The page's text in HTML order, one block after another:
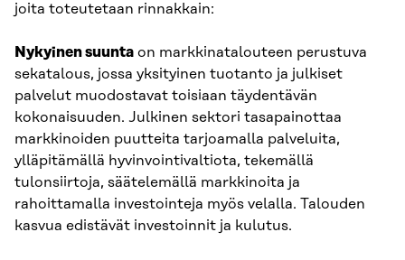
joita toteutetaan rinnakkain:
Nykyinen suunta on markkinatalouteen perustuva
sekatalous, jossa yksityinen tuotanto ja julkiset
palvelut muodostavat toisiaan täydentävän
kokonaisuuden. Julkinen sektori tasapainottaa
markkinoiden puutteita tarjoamalla palveluita,
ylläpitämällä hyvinvointivaltiota, tekemällä
tulonsiirtoja, säätelemällä markkinoita ja
rahoittamalla investointeja myös velalla. Talouden
kasvua edistävät investoinnit ja kulutus.